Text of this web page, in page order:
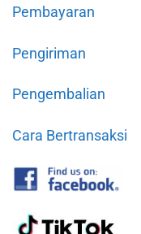
Pembayaran
Pengiriman
Pengembalian
Cara Bertransaksi